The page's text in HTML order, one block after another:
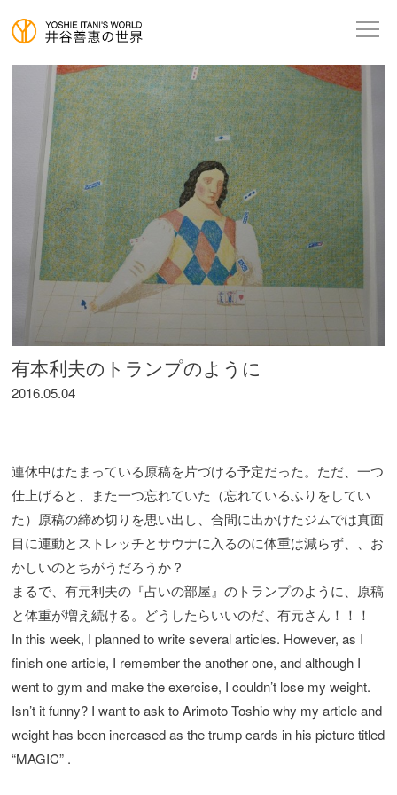
有本利夫のトランプのように
2016.05.04
連休中はたまっている原稿を片づける予定だった。ただ、一つ
仕上げると、また一つ忘れていた（忘れているふりをしてい
た）原稿の締め切りを思い出し、合間に出かけたジムでは真面
目に運動とストレッチとサウナに入るのに体重は減らず、、お
かしいのとちがうだろうか？
まるで、有元利夫の『占いの部屋』のトランプのように、原稿
と体重が増え続ける。どうしたらいいのだ、有元さん！！！
In this week, I planned to write several articles. However, as I
finish one article, I remember the another one, and although I
went to gym and make the exercise, I couldn’t lose my weight.
Isn’t it funny? I want to ask to Arimoto Toshio why my article and
weight has been increased as the trump cards in his picture titled
“MAGIC” .